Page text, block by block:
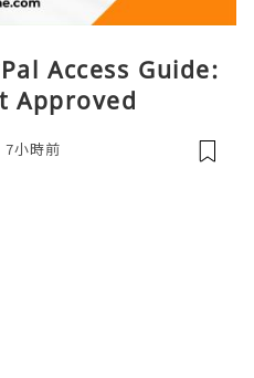
Access Guide:
Approved
7小時前